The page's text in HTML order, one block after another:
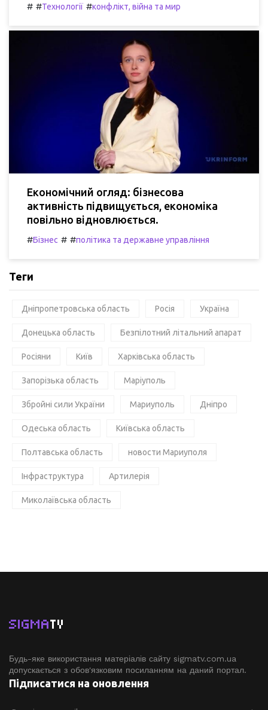
# #Технології #конфлікт, війна та мир
Економічний огляд: бізнесова
активність підвищується, економіка
повільно відновлюється.
#Бізнес # #політика та державне управління
Теги
Дніпропетровська область Росія Україна
Донецька область Безпілотний літальний апарат
Росіяни Київ Харківська область
Запорізька область Маріуполь
Збройні сили України Мариуполь Дніпро
Одеська область Київська область
Полтавська область новости Мариуполя
Інфраструктура Артилерія
Миколаївська область
SIGMATV
Будь-яке використання матеріалів сайту sigmatv.com.ua
допускається з обов'язковим посиланням на даний портал.
Підписатися на оновлення